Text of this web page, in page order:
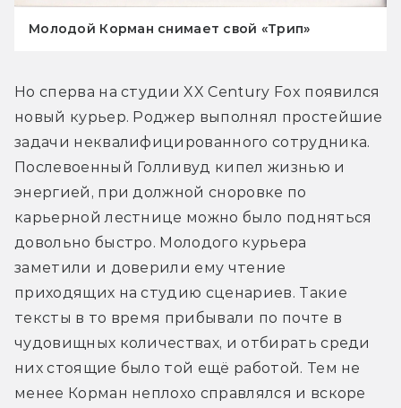
Молодой Корман снимает свой «Трип»
Но сперва на студии XX Century Fox появился
новый курьер. Роджер выполнял простейшие
задачи неквалифицированного сотрудника.
Послевоенный Голливуд кипел жизнью и
энергией, при должной сноровке по
карьерной лестнице можно было подняться
довольно быстро. Молодого курьера
заметили и доверили ему чтение
приходящих на студию сценариев. Такие
тексты в то время прибывали по почте в
чудовищных количествах, и отбирать среди
них стоящие было той ещё работой. Тем не
менее Корман неплохо справлялся и вскоре